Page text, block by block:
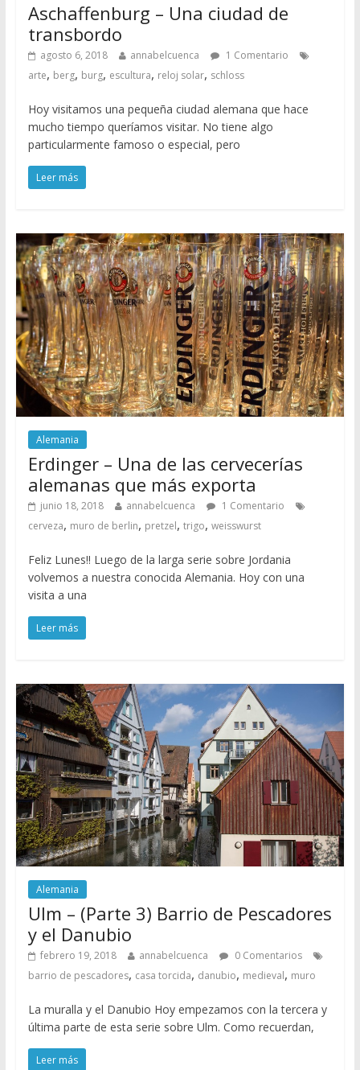
Aschaffenburg – Una ciudad de
transbordo
agosto 6, 2018 annabelcuenca
1 Comentario
arte, berg, burg, escultura, reloj solar, schloss
Hoy visitamos una pequeña ciudad alemana que hace
mucho tiempo queríamos visitar. No tiene algo
particularmente famoso o especial, pero
Leer más
Alemania
Erdinger – Una de las cervecerías
alemanas que más exporta
junio 18, 2018 annabelcuenca
1 Comentario
cerveza, muro de berlin, pretzel, trigo, weisswurst
Feliz Lunes!! Luego de la larga serie sobre Jordania
volvemos a nuestra conocida Alemania. Hoy con una
visita a una
Leer más
Alemania
Ulm – (Parte 3) Barrio de Pescadores
y el Danubio
febrero 19, 2018 annabelcuenca
0 Comentarios
barrio de pescadores, casa torcida, danubio, medieval, muro
La muralla y el Danubio Hoy empezamos con la tercera y
última parte de esta serie sobre Ulm. Como recuerdan,
Leer más